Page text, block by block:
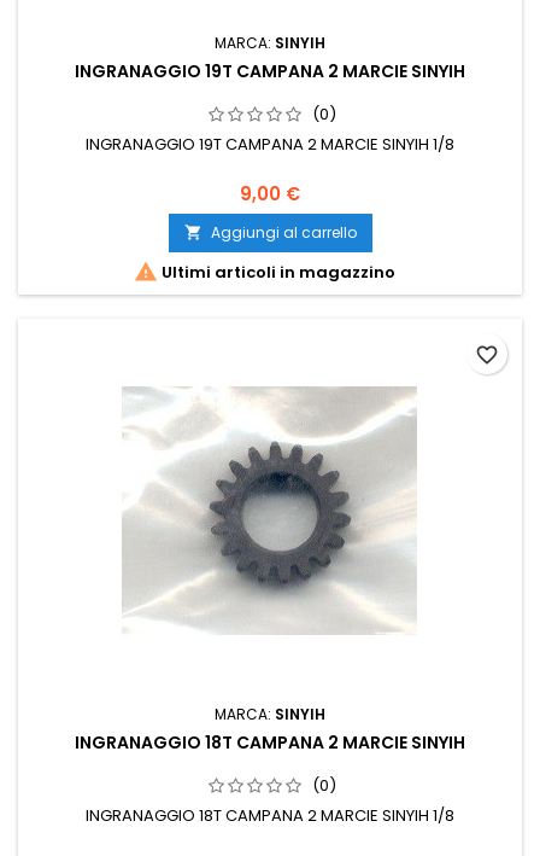
MARCA: SINYIH
INGRANAGGIO 19T CAMPANA 2 MARCIE SINYIH
(0)
INGRANAGGIO 19T CAMPANA 2 MARCIE SINYIH 1/8
9,00 €
 Aggiungi al carrello
 Ultimi articoli in magazzino
MARCA: SINYIH
INGRANAGGIO 18T CAMPANA 2 MARCIE SINYIH
(0)
INGRANAGGIO 18T CAMPANA 2 MARCIE SINYIH 1/8
favorite_border